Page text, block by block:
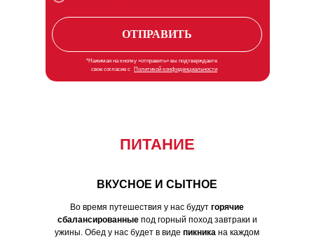
*Нажимая на кнопку «отправить» вы подтверждаете
свое согласие с
Политикой конфиденциальности
ОТПРАВИТЬ
Во время путешествия у нас будут горячие
сбалансированныепод горный поход завтраки и
ужины. Обед у нас будет в виде пикника на каждом
ПИТАНИЕ
ВКУСНОЕ И СЫТНОЕ